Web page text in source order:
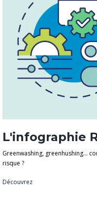
L'infographie
Greenwashing, greenhushing…
risque ?
Découvrez